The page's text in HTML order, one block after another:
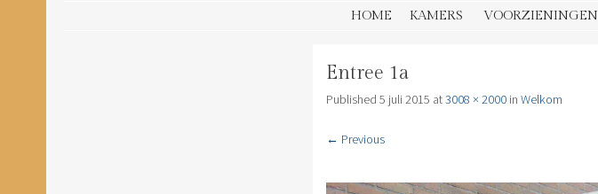
HOME KAMERS VOORZIENINGEN
Entree 1a
Published 5 juli 2015 at3008 × 2000 in Welkom
← Previous